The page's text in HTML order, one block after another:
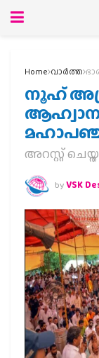
Home വാര്‍ത്ത
നൂഹ്
അറസ്റ്റ്
byVSK